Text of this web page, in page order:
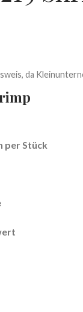
da
per Stück